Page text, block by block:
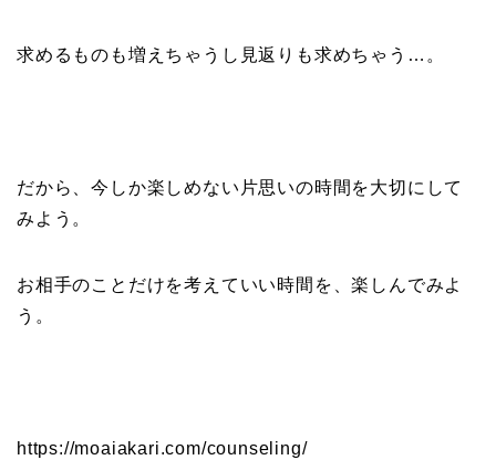
求めるものも増えちゃうし見返りも求めちゃう…。
だから、今しか楽しめない片思いの時間を大切にして
みよう。
お相手のことだけを考えていい時間を、楽しんでみよ
う。
https://moaiakari.com/counseling/